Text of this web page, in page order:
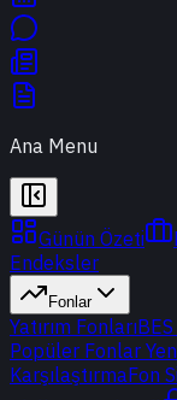
Ana Menu
Günün Özeti
Endeksler
Fonlar
Yatırım Fonları
Popüler Fonlar
KarşılaştırmaFon